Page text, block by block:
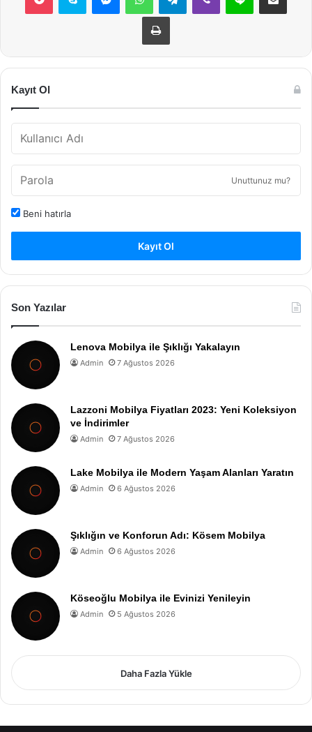
Yazdır
Kayıt Ol
Unuttunuz mu?
Beni hatırla
Kayıt Ol
Son Yazılar
Lenova Mobilya ile Şıklığı Yakalayın
Admin 7 Ağustos 2026
Lazzoni Mobilya Fiyatları 2023: Yeni Koleksiyon
ve İndirimler
Admin 7 Ağustos 2026
Lake Mobilya ile Modern Yaşam Alanları Yaratın
Admin 6 Ağustos 2026
Şıklığın ve Konforun Adı: Kösem Mobilya
Admin 6 Ağustos 2026
Köseoğlu Mobilya ile Evinizi Yenileyin
Admin 5 Ağustos 2026
Daha Fazla Yükle